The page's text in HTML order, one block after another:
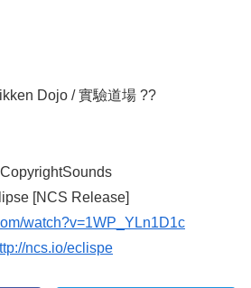
Dojo / 實驗道場 ??
[NCS Release]
watch?v=1WP_YLn1D1c
ncs.io/eclispe